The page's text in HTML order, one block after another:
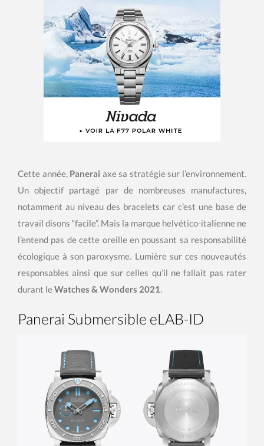
Cette année, Panerai axe sa stratégie sur l’environnement.
Un objectif partagé par de nombreuses manufactures,
notamment au niveau des bracelets car c’est une base de
travail disons “facile”. Mais la marque helvético-italienne ne
l’entend pas de cette oreille en poussant sa responsabilité
écologique à son paroxysme. Lumière sur ces nouveautés
responsables ainsi que sur celles qu’il ne fallait pas rater
durant leWatches & Wonders 2021.
Panerai Submersible eLAB-ID